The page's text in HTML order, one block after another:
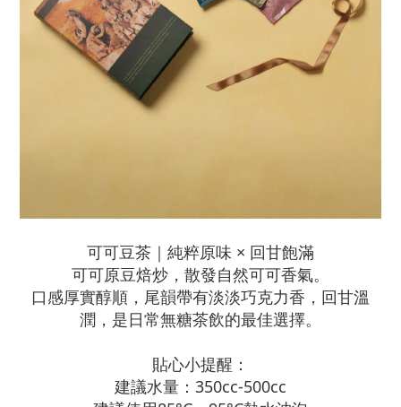
可可豆茶｜純粹原味 × 回甘飽滿
可可原豆焙炒，散發自然可可香氣。
口感厚實醇順，尾韻帶有淡淡巧克力香，回甘溫
潤，是日常無糖茶飲的最佳選擇。
貼心小提醒：
建議水量：350cc-500cc